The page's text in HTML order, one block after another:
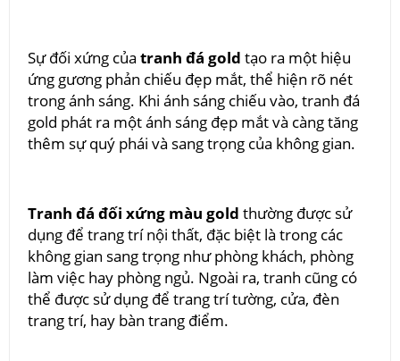
Sự đối xứng của tranh đá gold tạo ra một hiệu
ứng gương phản chiếu đẹp mắt, thể hiện rõ nét
trong ánh sáng. Khi ánh sáng chiếu vào, tranh đá
gold phát ra một ánh sáng đẹp mắt và càng tăng
thêm sự quý phái và sang trọng của không gian.
Tranh đá đối xứng màu gold thường được sử
dụng để trang trí nội thất, đặc biệt là trong các
không gian sang trọng như phòng khách, phòng
làm việc hay phòng ngủ. Ngoài ra, tranh cũng có
thể được sử dụng để trang trí tường, cửa, đèn
trang trí, hay bàn trang điểm.